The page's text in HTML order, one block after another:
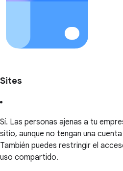
Sites
Sí. Las personas ajenas a tu
sitio, aunque no tengan una
También puedes restringir el
uso compartido.